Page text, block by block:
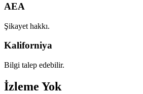
AEA
Şikayet hakkı.
Kaliforniya
Bilgi talep edebilir.
İzleme Yok